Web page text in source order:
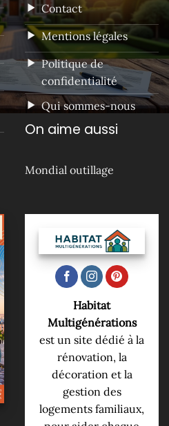
Contact
Mentions légales
Politique de
confidentialité
Qui sommes-nous
On aime aussi
Mondial outillage
Habitat
Multigénérations
est un site dédié à la
rénovation, la
décoration et la
gestion des
logements familiaux,